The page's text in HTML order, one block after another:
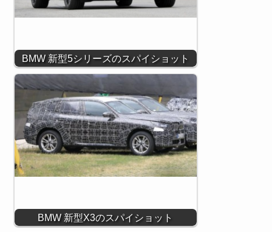
BMW 新型5シリーズのスパイショット
BMW 新型X3のスパイショット